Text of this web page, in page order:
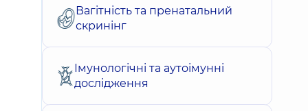
Вагітність та пренатальний
скринінг
Імунологічні та аутоімунні
дослідження